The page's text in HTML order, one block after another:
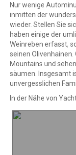
Nur wenige
inmitten der
wieder. Stellen Sie
haben einige der
Weinreben erfasst,
seinen Olivenhainen.
Mountains und
säumen. Insgesamt
unvergesslichen
In der Nähe von